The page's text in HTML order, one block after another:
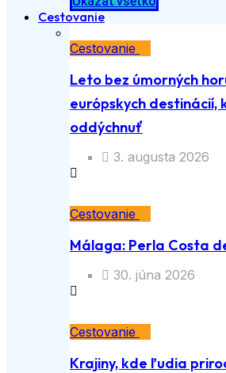
Cestovanie
Cestovanie
Leto bez úmorných
európskych destinácií,
oddýchnuť
3. augusta 2026
Cestovanie
Málaga: Perla Costa
30. júna 2026
Cestovanie
Krajiny, kde ľudia